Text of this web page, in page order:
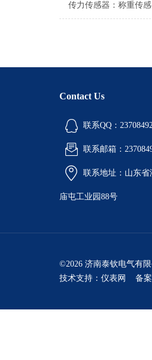
Contact Us
联系QQ：
联系邮箱：
联系地址：山东
庙屯工业园88号
©2026 济南泰钦电气有
技术支持： 仪表网 备